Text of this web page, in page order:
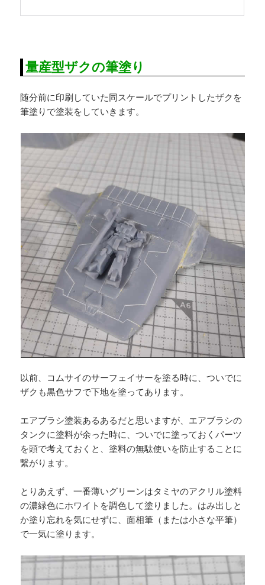
量産型ザクの筆塗り
随分前に印刷していた同スケールでプリントしたザクを
筆塗りで塗装をしていきます。
以前、コムサイのサーフェイサーを塗る時に、ついでに
ザクも黒色サフで下地を塗ってあります。
エアブラシ塗装あるあるだと思いますが、エアブラシの
タンクに塗料が余った時に、ついでに塗っておくパーツ
を頭で考えておくと、塗料の無駄使いを防止することに
繋がります。
とりあえず、一番薄いグリーンはタミヤのアクリル塗料
の濃緑色にホワイトを調色して塗りました。はみ出しと
か塗り忘れを気にせずに、面相筆（または小さな平筆）
で一気に塗ります。